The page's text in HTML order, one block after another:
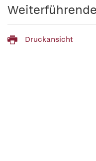
Druckansicht